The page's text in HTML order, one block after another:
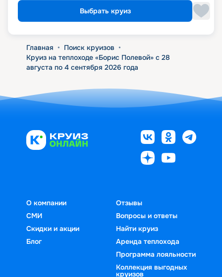
Выбрать круиз
Главная • Поиск круизов •
Круиз на теплоходе «Борис Полевой» с 28
августа по 4 сентября 2026 года
О компании
СМИ
Скидки и акции
Блог
Отзывы
Вопросы и ответы
Найти круиз
Аренда теплохода
Программа лояльности
Коллекция выгодных
круизов